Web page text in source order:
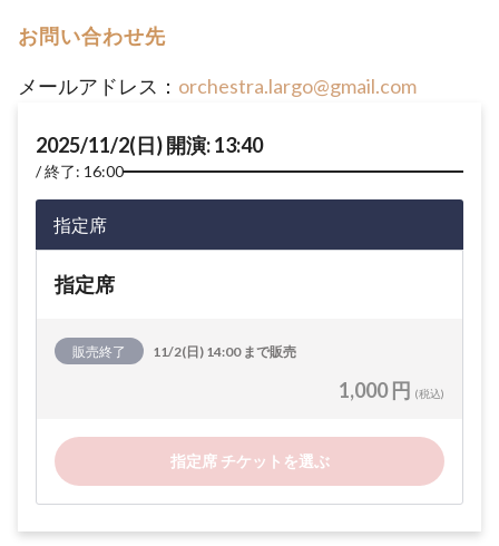
お問い合わせ先
メールアドレス： orchestra.largo@gmail.com
2025/11/2(日) 開演: 13:40
終了: 16:00
指定席
指定席
販売終了 11/2(日) 14:00 まで販売
1,000 円 (税込)
指定席 チケットを選ぶ